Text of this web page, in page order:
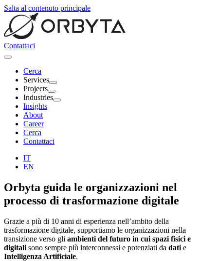
Salta al contenuto principale
Contattaci
Cerca
Services
Projects
Industries
Insights
About
Career
Cerca
Contattaci
IT
EN
Orbyta guida le organizzazioni nel
processo di trasformazione digitale
Grazie a più di 10 anni di esperienza nell’ambito della
trasformazione digitale, supportiamo le organizzazioni nella
transizione verso gli ambienti del futuro in cui spazi fisici e
digitali sono sempre più interconnessi e potenziati da dati e
Intelligenza Artificiale.